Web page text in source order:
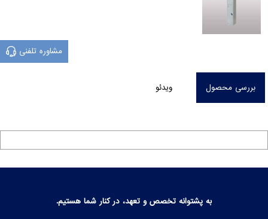
مشاوره تلفنی
بررسی محصول ویدئو
به پشتوانه تخصص و تعهد، در کنار شما هستیم.